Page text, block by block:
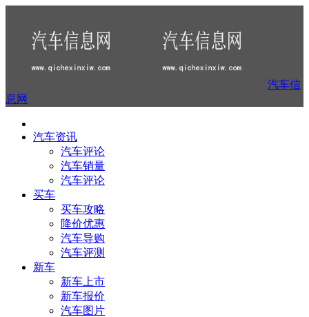
汽车信
息网
汽车资讯
汽车评论
汽车销量
汽车评论
买车
买车攻略
降价优惠
汽车导购
汽车评测
新车
新车上市
新车报价
汽车图片